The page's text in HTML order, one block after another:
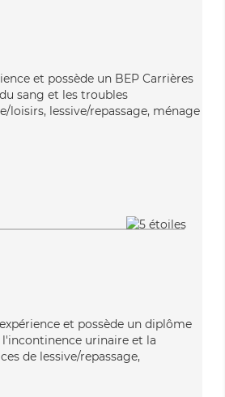
et possède un BEP Carrières
sang et les troubles
loisirs, lessive/repassage, ménage
et possède un diplôme
urinaire et la
de lessive/repassage,